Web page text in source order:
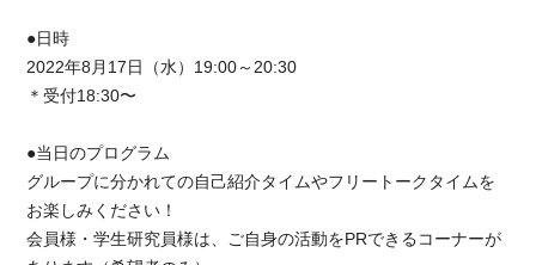
●日時
2022年8月17日（水）19:00～20:30
＊受付18:30〜
●当日のプログラム
グループに分かれての自己紹介タイムやフリートークタイムを
お楽しみください！
会員様・学生研究員様は、ご自身の活動をPRできるコーナーが